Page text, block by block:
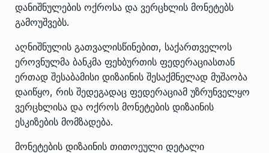
დანიშნულების ოქროსა და ვერცხლის მონეტებს
გამოუშვებს.
აღნიშნულის გათვალისწინებით, საქართველოს
ეროვნულმა ბანკმა ფეხბურთის ფედერაციასთან
ერთად შესაბამისი დიზაინის შესაქმნელად მუშაობა
დაიწყო, რის შედეგადაც ფედერაციამ უზრუნველყო
ვერცხლისა და ოქროს მონეტების დიზაინის
ესკიზების მომზადება.
მონეტების დიზაინის თითოეული დეტალი